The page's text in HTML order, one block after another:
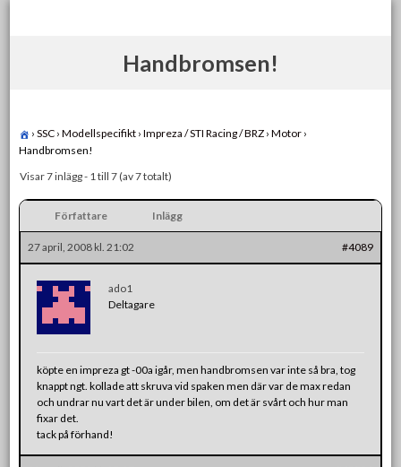
Handbromsen!
› SSC › Modellspecifikt › Impreza / STI Racing / BRZ › Motor ›
Handbromsen!
Visar 7 inlägg - 1 till 7 (av 7 totalt)
Författare Inlägg
27 april, 2008 kl. 21:02 #4089
ado1
Deltagare
köpte en impreza gt -00a igår, men handbromsen var inte så bra, tog
knappt ngt. kollade att skruva vid spaken men där var de max redan
och undrar nu vart det är under bilen, om det är svårt och hur man
fixar det.
tack på förhand!